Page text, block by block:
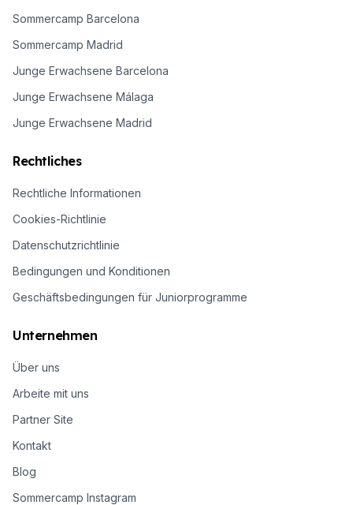
Sommercamp Barcelona
Sommercamp Madrid
Junge Erwachsene Barcelona
Junge Erwachsene Málaga
Junge Erwachsene Madrid
Rechtliches
Rechtliche Informationen
Cookies-Richtlinie
Datenschutzrichtlinie
Bedingungen und Konditionen
Geschäftsbedingungen für Juniorprogramme
Unternehmen
Über uns
Arbeite mit uns
Partner Site
Kontakt
Blog
Sommercamp Instagram